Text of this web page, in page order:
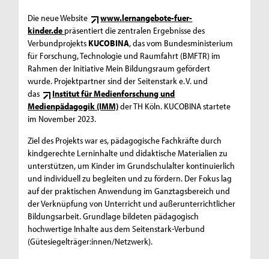
Die neue Website
www.lernangebote-fuer-
kinder.de präsentiert die zentralen Ergebnisse des
Verbundprojekts KUCOBINA, das vom Bundesministerium
für Forschung, Technologie und Raumfahrt (BMFTR) im
Rahmen der Initiative Mein Bildungsraum gefördert
wurde. Projektpartner sind der Seitenstark e. V. und
das
Institut für Medienforschung und
Medienpädagogik (IMM)der TH Köln. KUCOBINA startete
im November 2023.
Ziel des Projekts war es, pädagogische Fachkräfte durch
kindgerechte Lerninhalte und didaktische Materialien zu
unterstützen, um Kinder im Grundschulalter kontinuierlich
und individuell zu begleiten und zu fördern. Der Fokus lag
auf der praktischen Anwendung im Ganztagsbereich und
der Verknüpfung von Unterricht und außerunterrichtlicher
Bildungsarbeit. Grundlage bildeten pädagogisch
hochwertige Inhalte aus dem Seitenstark-Verbund
(Gütesiegelträger:innen/Netzwerk).